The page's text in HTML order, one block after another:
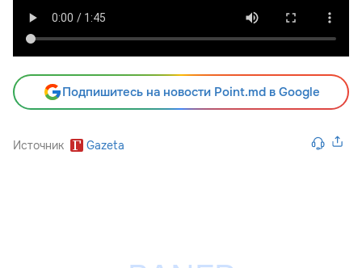
Подпишитесь на новости Point.md в Google
Источник Gazeta